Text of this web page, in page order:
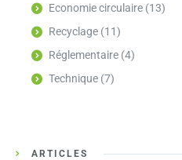
Economie circulaire (13)
Recyclage (11)
Réglementaire (4)
Technique (7)
ARTICLES